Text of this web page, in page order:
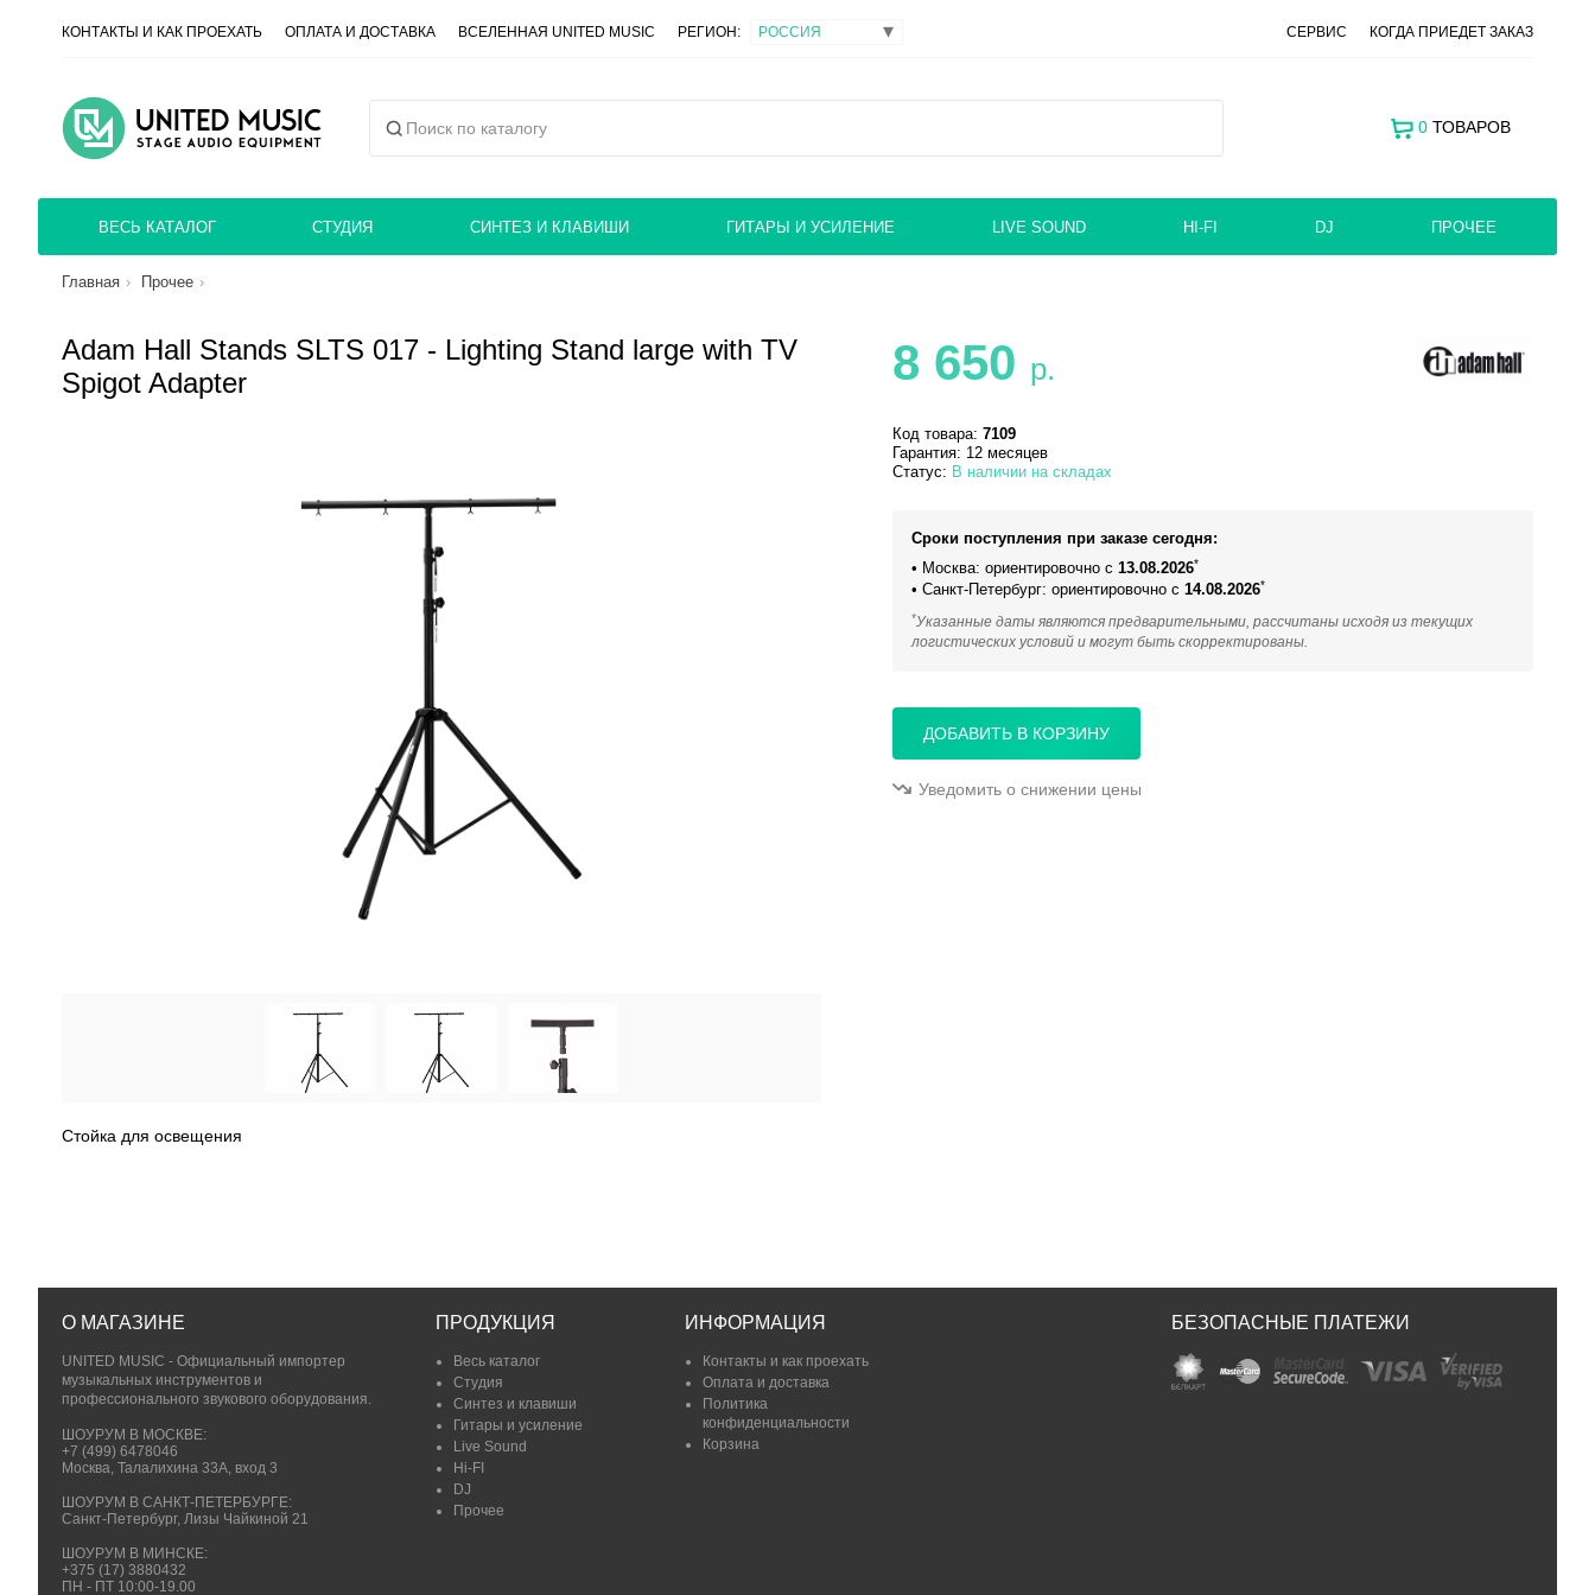
КОНТАКТЫ И КАК ПРОЕХАТЬ ОПЛАТА И ДОСТАВКА ВСЕЛЕННАЯ UNITED MUSIC РЕГИОН: СЕРВИС КОГДА ПРИЕДЕТ ЗАКАЗ
0 ТОВАРОВ
ВЕСЬ КАТАЛОГ СТУДИЯ СИНТЕЗ И КЛАВИШИ ГИТАРЫ И УСИЛЕНИЕ LIVE SOUND HI-FI DJ ПРОЧЕЕ
Главная Прочее
Adam Hall Stands SLTS 017 - Lighting Stand large with TV
Spigot Adapter
8 650 р.
Код товара: 7109
Гарантия: 12 месяцев
Статус: В наличии на складах
Сроки поступления при заказе сегодня:
• Москва: ориентировочно с 13.08.2026*
• Санкт-Петербург: ориентировочно с 14.08.2026*
*Указанные даты являются предварительными, рассчитаны исходя из текущих
логистических условий и могут быть скорректированы.
ДОБАВИТЬ В КОРЗИНУ
Уведомить о снижении цены
Стойка для освещения
О МАГАЗИНЕ
UNITED MUSIC - Официальный импортер
музыкальных инструментов и
профессионального звукового оборудования.
ШОУРУМ В МОСКВЕ:
+7 (499) 6478046
Москва, Талалихина 33А, вход 3
ШОУРУМ В САНКТ-ПЕТЕРБУРГЕ:
Санкт-Петербург, Лизы Чайкиной 21
ШОУРУМ В МИНСКЕ:
+375 (17) 3880432
ПН - ПТ 10:00-19.00
ПРОДУКЦИЯ
Весь каталог
Студия
Синтез и клавиши
Гитары и усиление
Live Sound
Hi-FI
DJ
Прочее
ИНФОРМАЦИЯ
Контакты и как проехать
Оплата и доставка
Политика
конфиденциальности
Корзина
БЕЗОПАСНЫЕ ПЛАТЕЖИ